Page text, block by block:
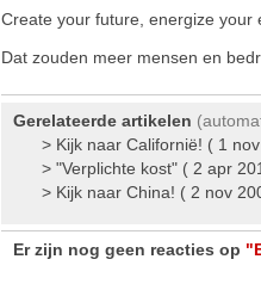
Create your future, energize your
Dat zouden meer mensen en
Gerelateerde artikelen
> Kijk naar Californië! ( 1
> "Verplichte kost" ( 2 apr
> Kijk naar China! ( 2 nov
Er zijn nog geen reacties op